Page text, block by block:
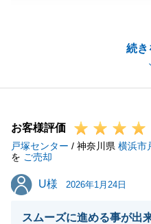
続き
今後とも、より円滑な連
またご相談があればお申
お客様評価
戸塚センター / 神奈川県 横浜市
を ご売却
U様
U様 2026年1月24日
スムーズに進める事が出